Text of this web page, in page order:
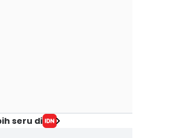
seru di